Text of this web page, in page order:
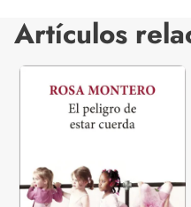
Artículos